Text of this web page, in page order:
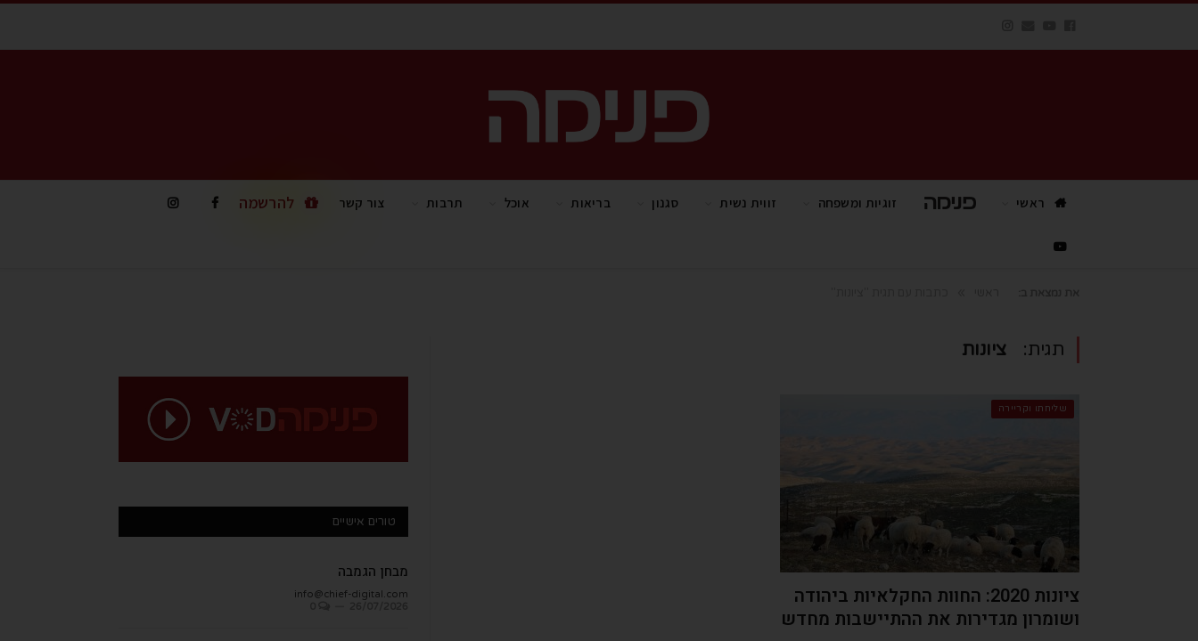
ראשי פנימה TV זוגיות ומשפחה זווית נשית סגנון בריאות אוכל תרבות צור קשר להרשמה
תגית: ציונות
שליחתו וקריירה
ציונות 2020: החוות החקלאיות ביהודה
ושומרון מגדירות את ההתיישבות מחדש
טורים אישיים
מבחן הגמבה
info@chief-digital.com